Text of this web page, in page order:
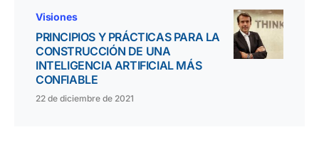
Visiones
PRINCIPIOS Y PRÁCTICAS PARA LA
CONSTRUCCIÓN DE UNA
INTELIGENCIA ARTIFICIAL MÁS
CONFIABLE
22 de diciembre de 2021